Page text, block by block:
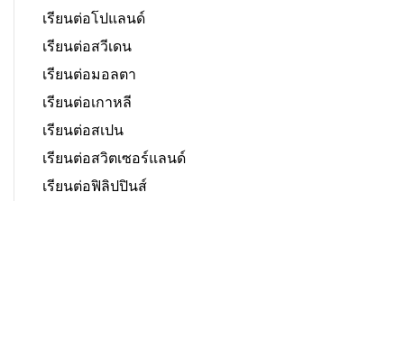
เรียนต่อโปแลนด์
เรียนต่อสวีเดน
เรียนต่อมอลตา
เรียนต่อเกาหลี
เรียนต่อสเปน
เรียนต่อสวิตเซอร์แลนด์
เรียนต่อฟิลิปปินส์